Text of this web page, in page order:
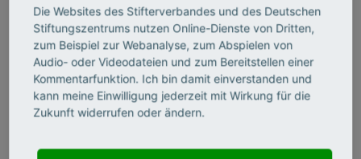
Die Websites des Stifterverbandes und des Deutschen
Stiftungszentrums nutzen Online-Dienste von Dritten,
zum Beispiel zur Webanalyse, zum Abspielen von
Audio- oder Videodateien und zum Bereitstellen einer
Kommentarfunktion. Ich bin damit einverstanden und
kann meine Einwilligung jederzeit mit Wirkung für die
Zukunft widerrufen oder ändern.